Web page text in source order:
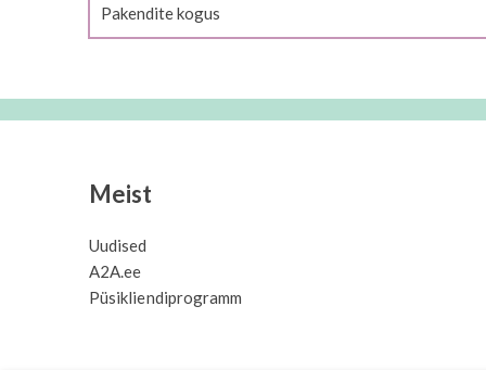
Pakendite kogus
Meist
Uudised
A2A.ee
Püsikliendiprogramm